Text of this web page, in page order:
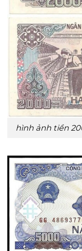
hình ảnh tiền